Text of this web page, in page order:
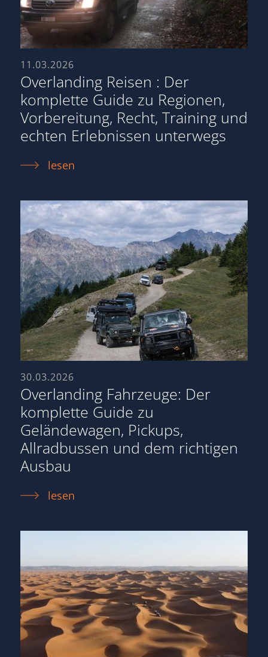
11.03.2026
Overlanding Reisen : Der
komplette Guide zu Regionen,
Vorbereitung, Recht, Training und
echten Erlebnissen unterwegs
lesen
30.03.2026
Overlanding Fahrzeuge: Der
komplette Guide zu
Geländewagen, Pickups,
Allradbussen und dem richtigen
Ausbau
lesen